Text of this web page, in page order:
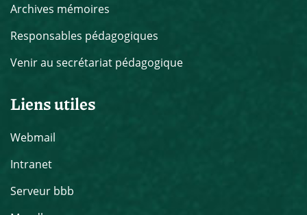
Archives mémoires
Responsables pédagogiques
Venir au secrétariat pédagogique
Liens utiles
Webmail
Intranet
Serveur bbb